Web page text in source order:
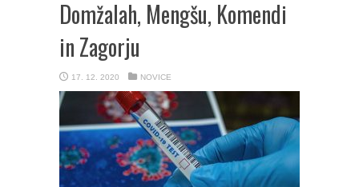
Domžalah, Mengšu, Komendi
in Zagorju
17. 12. 2020 NOVICE